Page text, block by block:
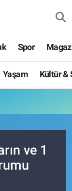
Spor
Yaşam Kültür &
ve 1